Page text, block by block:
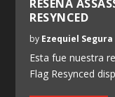
RESEÑA
RESYNCED
by Ezequiel Segura
Esta fue nuestra
Flag Resynced